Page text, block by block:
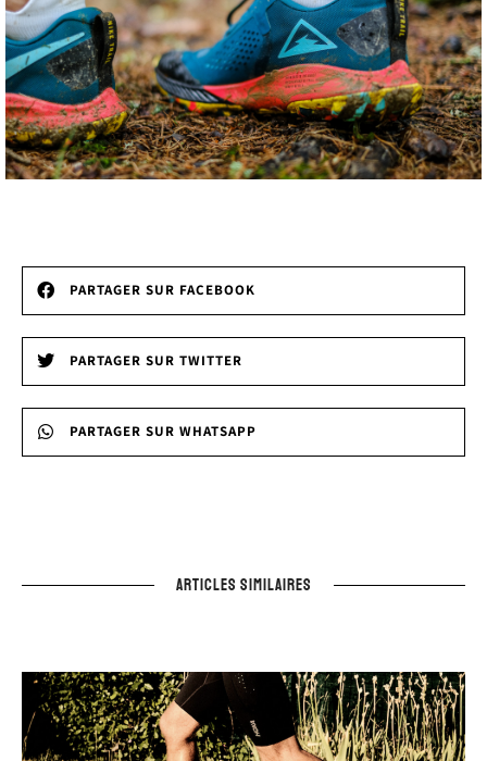
PARTAGER SUR FACEBOOK
PARTAGER SUR TWITTER
PARTAGER SUR WHATSAPP
ARTICLES SIMILAIRES